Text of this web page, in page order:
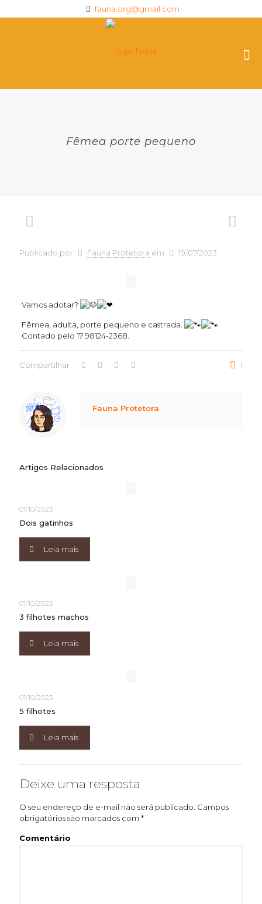
fauna.org@gmail.com
Fêmea porte pequeno
Publicado por Fauna Protetora em 19/07/2023
Vamos adotar?
Fêmea, adulta, porte pequeno e castrada.
Contado pelo 17 98124-2368.
Compartilhar 1
Notice
/home/marcusbarboza/public_html/wp-content/themes/betheme/includes/content-single.php
on line
286
Fauna Protetora
Artigos Relacionados
01/10/2023
Dois gatinhos
Leia mais
01/10/2023
3 filhotes machos
Leia mais
01/10/2023
5 filhotes
Leia mais
Deixe uma resposta
O seu endereço de e-mail não será publicado. Campos
obrigatórios são marcados com *
Comentário